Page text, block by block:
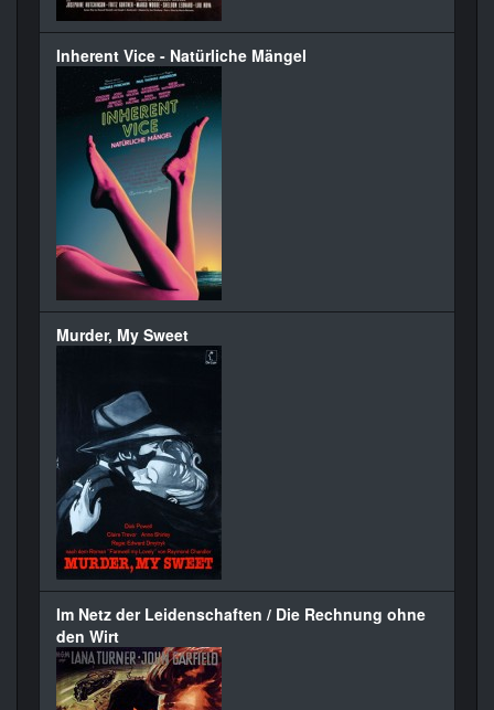
Inherent Vice - Natürliche Mängel
Murder, My Sweet
Im Netz der Leidenschaften / Die Rechnung ohne
den Wirt